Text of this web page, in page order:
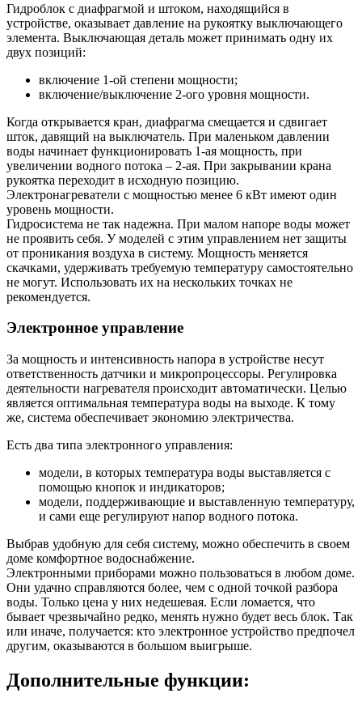
Гидроблок с диафрагмой и штоком, находящийся в
устройстве, оказывает давление на рукоятку выключающего
элемента. Выключающая деталь может принимать одну их
двух позиций:
включение 1-ой степени мощности;
включение/выключение 2-ого уровня мощности.
Когда открывается кран, диафрагма смещается и сдвигает
шток, давящий на выключатель. При маленьком давлении
воды начинает функционировать 1-ая мощность, при
увеличении водного потока – 2-ая. При закрывании крана
рукоятка переходит в исходную позицию.
Электронагреватели с мощностью менее 6 кВт имеют один
уровень мощности.
Гидросистема не так надежна. При малом напоре воды может
не проявить себя. У моделей с этим управлением нет защиты
от проникания воздуха в систему. Мощность меняется
скачками, удерживать требуемую температуру самостоятельно
не могут. Использовать их на нескольких точках не
рекомендуется.
Электронное управление
За мощность и интенсивность напора в устройстве несут
ответственность датчики и микропроцессоры. Регулировка
деятельности нагревателя происходит автоматически. Целью
является оптимальная температура воды на выходе. К тому
же, система обеспечивает экономию электричества.
Есть два типа электронного управления:
модели, в которых температура воды выставляется с
помощью кнопок и индикаторов;
модели, поддерживающие и выставленную температуру,
и сами еще регулируют напор водного потока.
Выбрав удобную для себя систему, можно обеспечить в своем
доме комфортное водоснабжение.
Электронными приборами можно пользоваться в любом доме.
Они удачно справляются более, чем с одной точкой разбора
воды. Только цена у них недешевая. Если ломается, что
бывает чрезвычайно редко, менять нужно будет весь блок. Так
или иначе, получается: кто электронное устройство предпочел
другим, оказываются в большом выигрыше.
Дополнительные функции: